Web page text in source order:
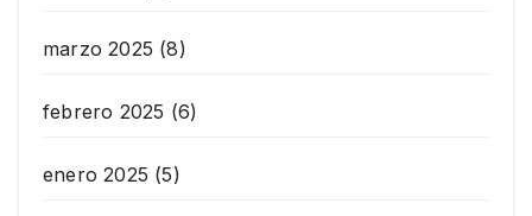
marzo 2025 (8)
febrero 2025 (6)
enero 2025 (5)